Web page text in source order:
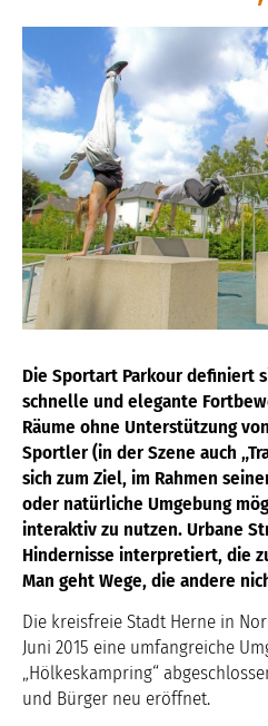
Die Sportart Parkour definiert
schnelle und elegante
Räume ohne Unterstützung
Sportler (in der Szene auch
sich zum Ziel, im Rahmen
oder natürliche Umgebung
interaktiv zu nutzen. Urbane
Hindernisse interpretiert, die
Man geht Wege, die andere
Die kreisfreie Stadt Herne in
Juni 2015 eine umfangreiche
„Hölkeskampring“
und Bürger neu eröffnet.